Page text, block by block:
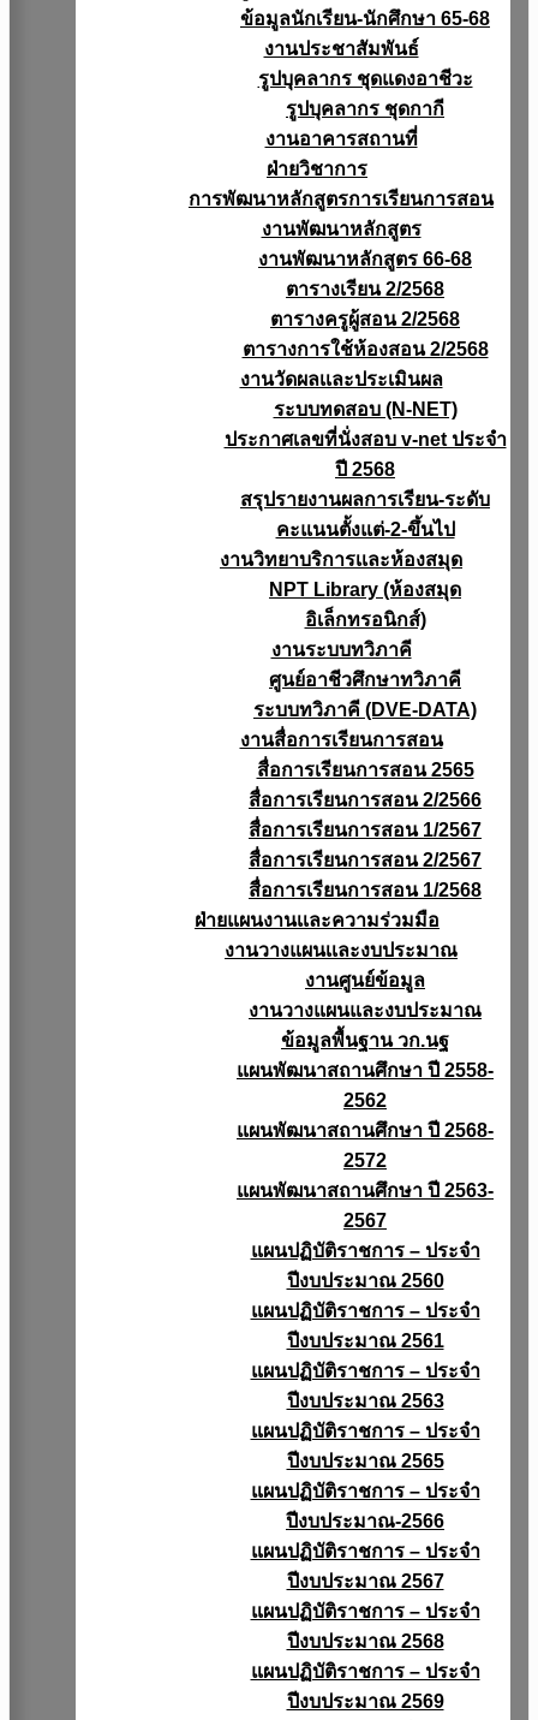
ข้อมูลนักเรียน-นักศึกษา 65-68
งานประชาสัมพันธ์
รูปบุคลากร ชุดแดงอาชีวะ
รูปบุคลากร ชุดกากี
งานอาคารสถานที่
ฝ่ายวิชาการ
การพัฒนาหลักสูตรการเรียนการสอน
งานพัฒนาหลักสูตร
งานพัฒนาหลักสูตร 66-68
ตารางเรียน 2/2568
ตารางครูผู้สอน 2/2568
ตารางการใช้ห้องสอน 2/2568
งานวัดผลเเละประเมินผล
ระบบทดสอบ (N-NET)
ประกาศเลขที่นั่งสอบ v-net ประจำ
ปี 2568
สรุปรายงานผลการเรียน-ระดับ
คะแนนตั้งแต่-2-ขึ้นไป
งานวิทยาบริการเเละห้องสมุด
NPT Library (ห้องสมุด
อิเล็กทรอนิกส์)
งานระบบทวิภาคี
ศูนย์อาชีวศึกษาทวิภาคี
ระบบทวิภาคี (DVE-DATA)
งานสื่อการเรียนการสอน
สื่อการเรียนการสอน 2565
สื่อการเรียนการสอน 2/2566
สื่อการเรียนการสอน 1/2567
สื่อการเรียนการสอน 2/2567
สื่อการเรียนการสอน 1/2568
ฝ่ายแผนงานเเละความร่วมมือ
งานวางแผนเเละงบประมาณ
งานศูนย์ข้อมูล
งานวางแผนและงบประมาณ
ข้อมูลพื้นฐาน วก.นฐ
แผนพัฒนาสถานศึกษา ปี 2558-
2562
แผนพัฒนาสถานศึกษา ปี 2568-
2572
แผนพัฒนาสถานศึกษา ปี 2563-
2567
แผนปฏิบัติราชการ – ประจำ
ปีงบประมาณ 2560
แผนปฏิบัติราชการ – ประจำ
ปีงบประมาณ 2561
แผนปฏิบัติราชการ – ประจำ
ปีงบประมาณ 2563
แผนปฏิบัติราชการ – ประจำ
ปีงบประมาณ 2565
แผนปฏิบัติราชการ – ประจำ
ปีงบประมาณ-2566
แผนปฏิบัติราชการ – ประจำ
ปีงบประมาณ 2567
แผนปฏิบัติราชการ – ประจำ
ปีงบประมาณ 2568
แผนปฏิบัติราชการ – ประจำ
ปีงบประมาณ 2569